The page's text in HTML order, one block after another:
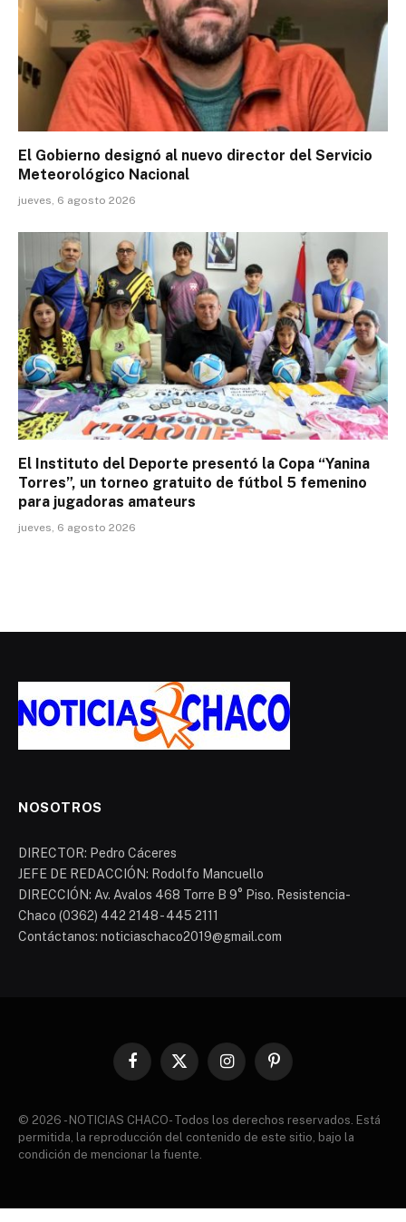
El Gobierno designó al nuevo director del Servicio
Meteorológico Nacional
jueves, 6 agosto 2026
El Instituto del Deporte presentó la Copa “Yanina
Torres”, un torneo gratuito de fútbol 5 femenino
para jugadoras amateurs
jueves, 6 agosto 2026
NOSOTROS
DIRECTOR: Pedro Cáceres
JEFE DE REDACCIÓN: Rodolfo Mancuello
DIRECCIÓN: Av. Avalos 468 Torre B 9° Piso. Resistencia-
Chaco (0362) 442 2148 - 445 2111
Contáctanos: noticiaschaco2019@gmail.com
Facebook
X
InstagramPinterest
© 2026 - NOTICIAS CHACO- Todos los derechos reservados. Está
permitida, la reproducción del contenido de este sitio, bajo la
condición de mencionar la fuente.